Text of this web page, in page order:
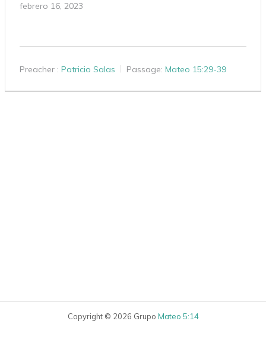
febrero 16, 2023
Preacher : Patricio Salas Passage: Mateo 15:29-39
Copyright © 2026 Grupo Mateo 5:14